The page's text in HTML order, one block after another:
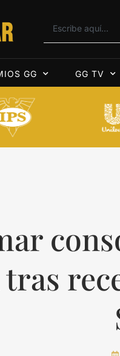
GG GG TV